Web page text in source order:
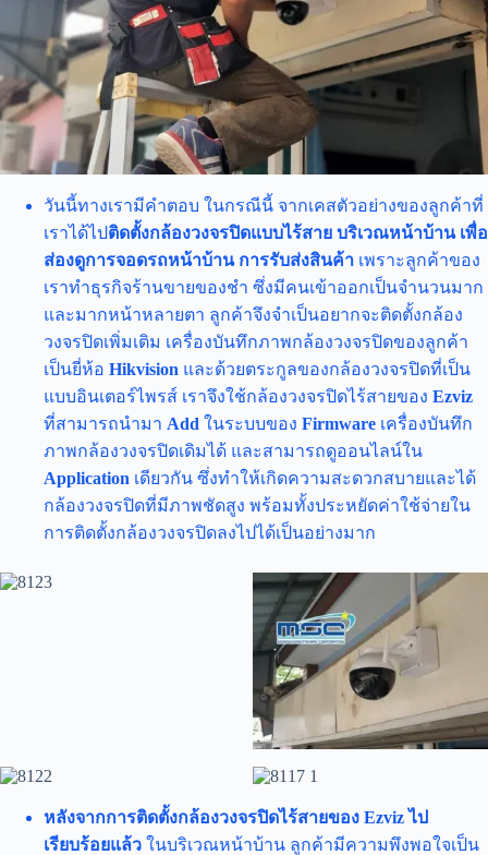
วันนี้ทางเรามีคำตอบ ในกรณีนี้ จากเคสตัวอย่างของลูกค้าที่
เราได้ไปติดตั้งกล้องวงจรปิดแบบไร้สาย บริเวณหน้าบ้าน เพื่อ
ส่องดูการจอดรถหน้าบ้าน การรับส่งสินค้า เพราะลูกค้าของ
เราทำธุรกิจร้านขายของชำ ซึ่งมีคนเข้าออกเป็นจำนวนมาก
และมากหน้าหลายตา ลูกค้าจึงจำเป็นอยากจะติดตั้งกล้อง
วงจรปิดเพิ่มเติม เครื่องบันทึกภาพกล้องวงจรปิดของลูกค้า
เป็นยี่ห้อ Hikvision และด้วยตระกูลของกล้องวงจรปิดที่เป็น
แบบอินเตอร์ไพรส์ เราจึงใช้กล้องวงจรปิดไร้สายของ Ezviz
ที่สามารถนำมา Add ในระบบของ Firmware เครื่องบันทึก
ภาพกล้องวงจรปิดเดิมได้ และสามารถดูออนไลน์ใน
Application เดียวกัน ซึ่งทำให้เกิดความสะดวกสบายและได้
กล้องวงจรปิดที่มีภาพชัดสูง พร้อมทั้งประหยัดค่าใช้จ่ายใน
การติดตั้งกล้องวงจรปิดลงไปได้เป็นอย่างมาก
หลังจากการติดตั้งกล้องวงจรปิดไร้สายของ Ezviz ไป
เรียบร้อยแล้ว ในบริเวณหน้าบ้าน ลูกค้ามีความพึงพอใจเป็น